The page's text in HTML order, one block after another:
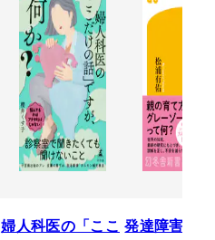
婦人科医の「ここ 発達障害を